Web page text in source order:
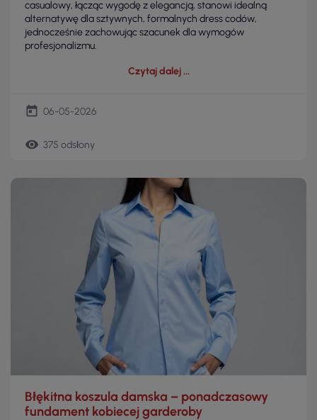
casualowy, łącząc wygodę z elegancją, stanowi idealną
alternatywę dla sztywnych, formalnych dress codów,
jednocześnie zachowując szacunek dla wymogów
profesjonalizmu.
Czytaj dalej
today 06-05-2026
remove_red_eye 375 odsłony
Błękitna koszula damska – ponadczasowy
fundament kobiecej garderoby